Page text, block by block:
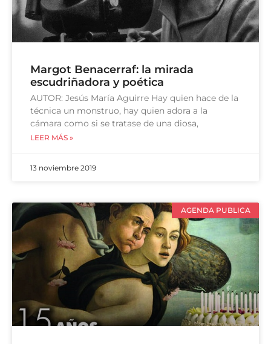
Margot Benacerraf: la mirada
escudriñadora y poética
AUTOR: Jesús María Aguirre Hay quien hace de la
técnica un monstruo, hay quien adora a la
cámara como si se tratase de una diosa,
LEER MÁS »
13 noviembre 2019
AGENDA PUBLICA